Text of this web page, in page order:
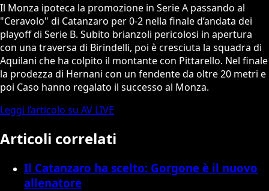
Il Monza ipoteca la promozione in Serie A passando al
"Ceravolo" di Catanzaro per 0-2 nella finale d’andata dei
playoff di Serie B. Subito brianzoli pericolosi in apertura
con una traversa di Birindelli, poi è cresciuta la squadra di
Aquilani che ha colpito il montante con Pittarello. Nel finale
la prodezza di Hernani con un fendente da oltre 20 metri e
poi Caso hanno regalato il successo al Monza.
Leggi l’articolo su AV LIVE
Articoli correlati
Il Catanzaro ha scelto: Gorgone è il nuovo
allenatore